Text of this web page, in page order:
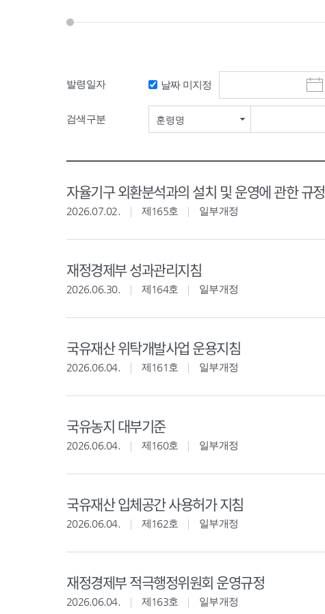
발령일자 날짜 미지정
시
작
검색구분 훈령명
자율기구 외환분석과의 설치 및 운영에 관한 규정
2026.07.02. 제165호 일부개정
재정경제부 성과관리지침
2026.06.30. 제164호 일부개정
국유재산 위탁개발사업 운용지침
2026.06.04. 제161호 일부개정
국유농지 대부기준
2026.06.04. 제160호 일부개정
국유재산 입체공간 사용허가 지침
2026.06.04. 제162호 일부개정
재정경제부 적극행정위원회 운영규정
2026.06.04. 제163호 일부개정